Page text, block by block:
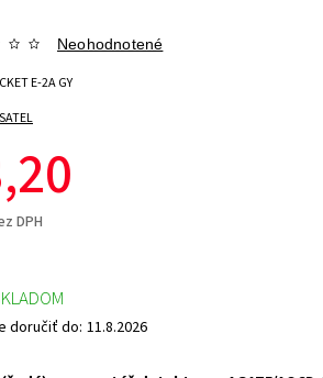
SATEL
Neohodnotené
DPH
E-2A GY
doručiť do: 11.8.2026